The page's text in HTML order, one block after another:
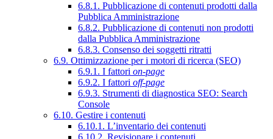
6.8.1. Pubblicazione di contenuti prodotti dalla
Pubblica Amministrazione
6.8.2. Pubblicazione di contenuti non prodotti
dalla Pubblica Amministrazione
6.8.3. Consenso dei soggetti ritratti
6.9. Ottimizzazione per i motori di ricerca (SEO)
6.9.1. I fattori on-page
6.9.2. I fattori off-page
6.9.3. Strumenti di diagnostica SEO: Search
Console
6.10. Gestire i contenuti
6.10.1. L’inventario dei contenuti
6.10.2. Revisionare i contenuti